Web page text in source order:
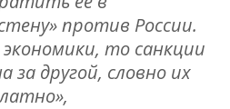
против России.
то санкции
за другой, словно их